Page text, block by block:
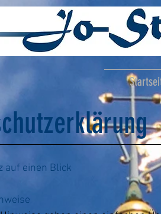
auf einen Blick